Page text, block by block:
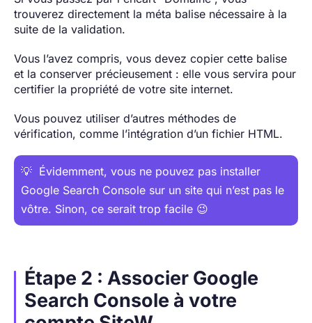
trouverez directement la méta balise nécessaire à la
suite de la validation.
Vous l’avez compris, vous devez copier cette balise
et la conserver précieusement : elle vous servira pour
certifier la propriété de votre site internet.
Vous pouvez utiliser d’autres méthodes de
vérification, comme l’intégration d’un fichier HTML.
💡 Évidemment, vous ne pouvez pas installer
Google Search Console sur un site qui n’est pas le
vôtre. Sinon, ce serait trop facile 😉
Étape 2 : Associer Google
Search Console à votre